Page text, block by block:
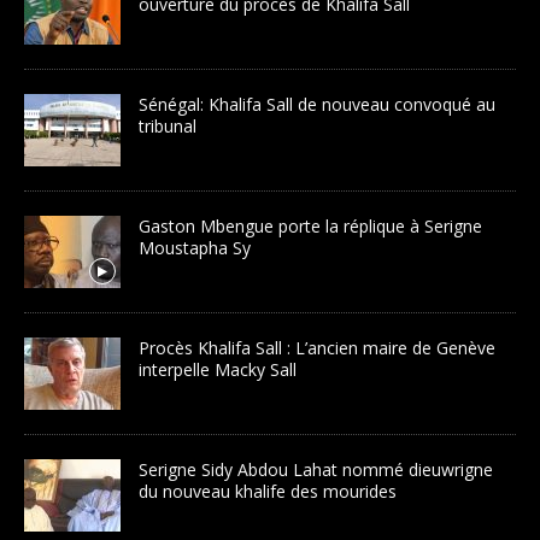
Sénégal: Khalifa Sall de nouveau convoqué au
tribunal
Gaston Mbengue porte la réplique à Serigne
Moustapha Sy
Procès Khalifa Sall : L’ancien maire de Genève
interpelle Macky Sall
Serigne Sidy Abdou Lahat nommé dieuwrigne
du nouveau khalife des mourides